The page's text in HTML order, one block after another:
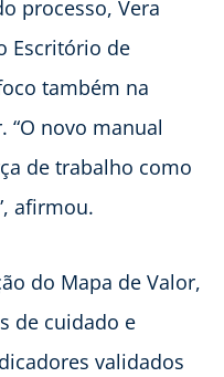
processo, Vera
Escritório de
também na
“O novo manual
de trabalho como
afirmou.
do Mapa de Valor,
de cuidado e
validados